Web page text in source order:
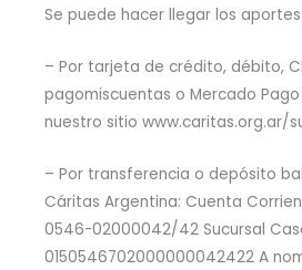
Se puede hacer llegar los aportes:
– Por tarjeta de crédito, débito,
pagomiscuentas o Mercado
nuestro sitio www.caritas.org.ar/
– Por transferencia o depósito
Cáritas Argentina: Cuenta
0546-02000042/42 Sucursal
0150546702000000042422 A